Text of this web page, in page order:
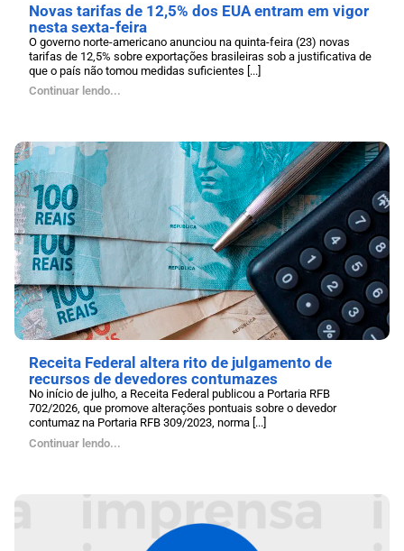
Novas tarifas de 12,5% dos EUA entram em vigor
nesta sexta-feira
O governo norte-americano anunciou na quinta-feira (23) novas
tarifas de 12,5% sobre exportações brasileiras sob a justificativa de
que o país não tomou medidas suficientes [...]
Continuar lendo...
Receita Federal altera rito de julgamento de
recursos de devedores contumazes
No início de julho, a Receita Federal publicou a Portaria RFB
702/2026, que promove alterações pontuais sobre o devedor
contumaz na Portaria RFB 309/2023, norma [...]
Continuar lendo...